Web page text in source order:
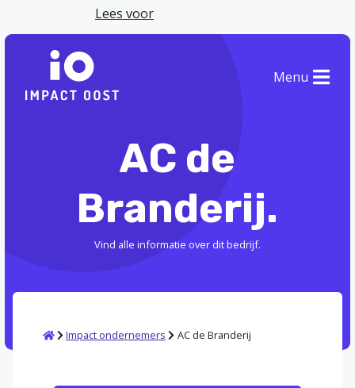
Lees voor
Menu
AC de
Branderij.
Vind alle informatie over dit bedrijf.
HomeImpact ondernemers AC de Branderij